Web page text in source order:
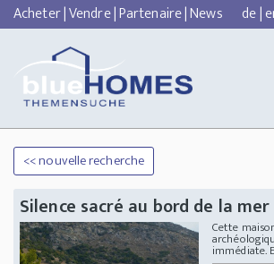
Acheter|Vendre|Partenaire|News de|
<< nouvelle recherche
Silence sacré au bord de la mer
Cette
immédiate.